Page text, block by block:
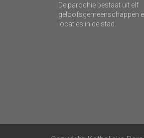
De parochie bestaat uit elf
geloofsgemeenschappen
locaties in de stad.